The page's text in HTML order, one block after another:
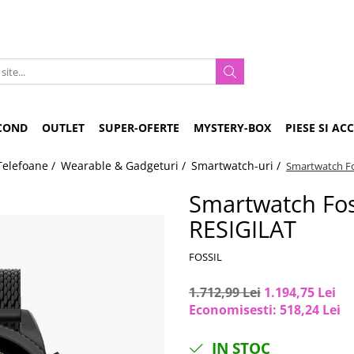
OUTLET SUPER-OFERTE MYSTERY-BOX PIESE SI
/ Wearable & Gadgeturi / Smartwatch-uri / Smartwatch
Smartwatch
RESIGILAT
FOSSIL
1.712,99 Lei 1.194,75 Lei
Economisesti: 518,24 Lei
IN STOC